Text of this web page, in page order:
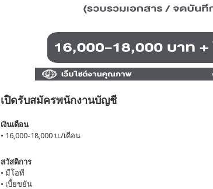
เปิดรับสมัครพนักงานบัญชี
เงินเดือน
• 16,000-18,000 บ./เดือน
สวัสดิการ
• มีโอที
• เบี้ยขยัน